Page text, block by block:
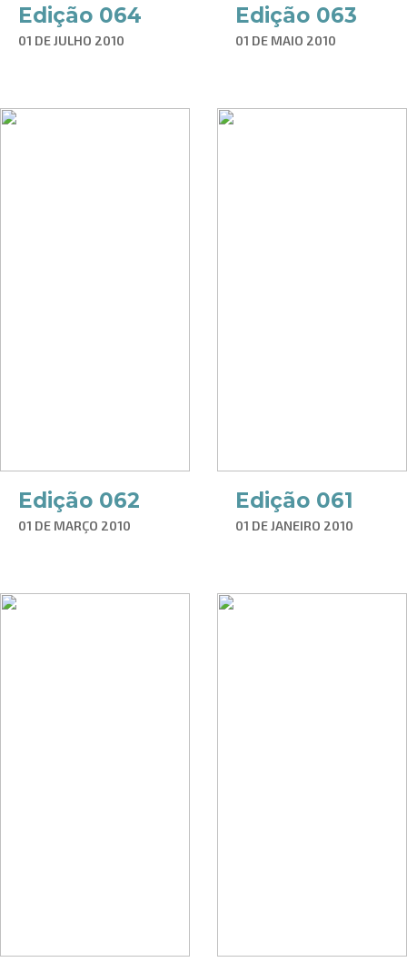
Edição 064
01 DE JULHO 2010
Edição 063
01 DE MAIO 2010
Edição 062
01 DE MARÇO 2010
Edição 061
01 DE JANEIRO 2010